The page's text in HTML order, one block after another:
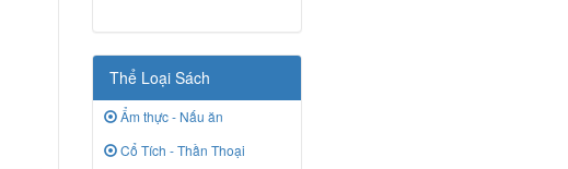
Thể Loại Sách
Ẩm thực - Nấu ăn
Cổ Tích - Thần Thoại